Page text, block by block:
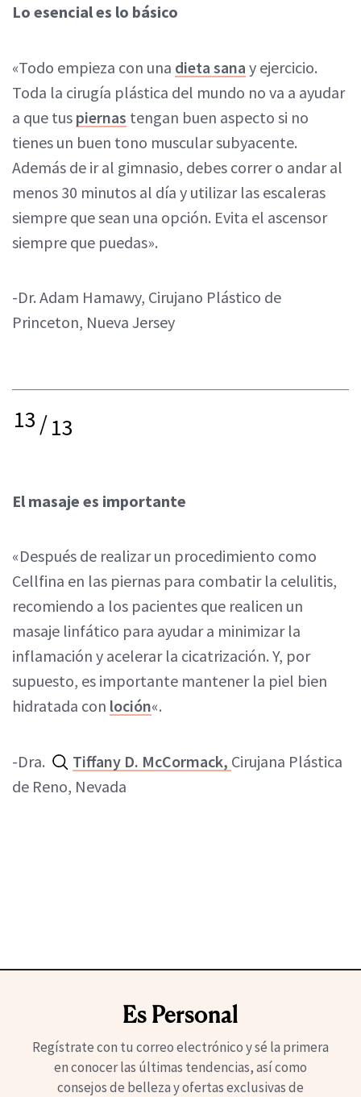
Lo esencial es lo básico
«Todo empieza con una dieta sana y ejercicio.
Toda la cirugía plástica del mundo no va a ayudar
a que tus piernas tengan buen aspecto si no
tienes un buen tono muscular subyacente.
Además de ir al gimnasio, debes correr o andar al
menos 30 minutos al día y utilizar las escaleras
siempre que sean una opción. Evita el ascensor
siempre que puedas».
-Dr. Adam Hamawy, Cirujano Plástico de
Princeton, Nueva Jersey
13/13
El masaje es importante
«Después de realizar un procedimiento como
Cellfina en las piernas para combatir la celulitis,
recomiendo a los pacientes que realicen un
masaje linfático para ayudar a minimizar la
inflamación y acelerar la cicatrización. Y, por
supuesto, es importante mantener la piel bien
hidratada con loción«.
-Dra. Tiffany D. McCormack, Cirujana Plástica
de Reno, Nevada
Es Personal
Regístrate con tu correo electrónico y sé la primera
en conocer las últimas tendencias, así como
consejos de belleza y ofertas exclusivas de